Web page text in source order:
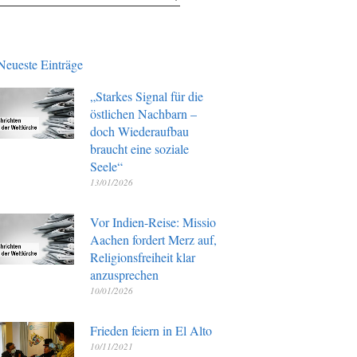
Einträge
„Starkes Signal für die
östlichen Nachbarn –
doch Wiederaufbau
braucht eine soziale
Seele“
13/01/2026
Vor Indien-Reise: Missio
Aachen fordert Merz auf,
Religionsfreiheit klar
anzusprechen
10/01/2026
Frieden feiern in El Alto
10/11/2021